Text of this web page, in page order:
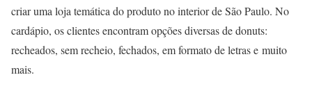
criar uma loja temática do produto no interior de São Paulo. No
cardápio, os clientes encontram opções diversas de donuts:
recheados, sem recheio, fechados, em formato de letras e muito
mais.